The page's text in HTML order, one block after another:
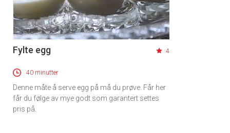
Fylte egg 4
40 minutter
Denne måte å serve egg på må du prøve. Får her
får du følge av mye godt som garantert settes
pris på.